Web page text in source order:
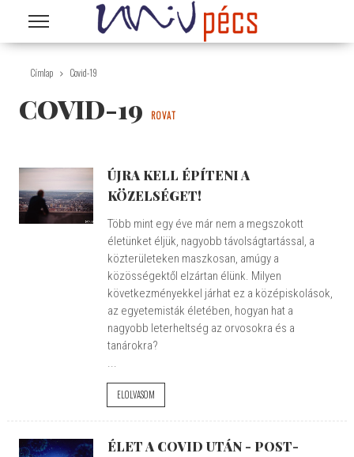
Ugrás a tartalomra
Címlap Covid-19
COVID-19 ROVAT
ÚJRA KELL ÉPÍTENI A
KÖZELSÉGET!
Több mint egy éve már nem a megszokott
életünket éljük, nagyobb távolságtartással, a
közterületeken maszkosan, amúgy a
közösségektől elzártan élünk. Milyen
következményekkel járhat ez a középiskolások,
az egyetemisták életében, hogyan hat a
nagyobb leterheltség az orvosokra és a
tanárokra?
...
ELOLVASOM
ÉLET A COVID UTÁN - POST-